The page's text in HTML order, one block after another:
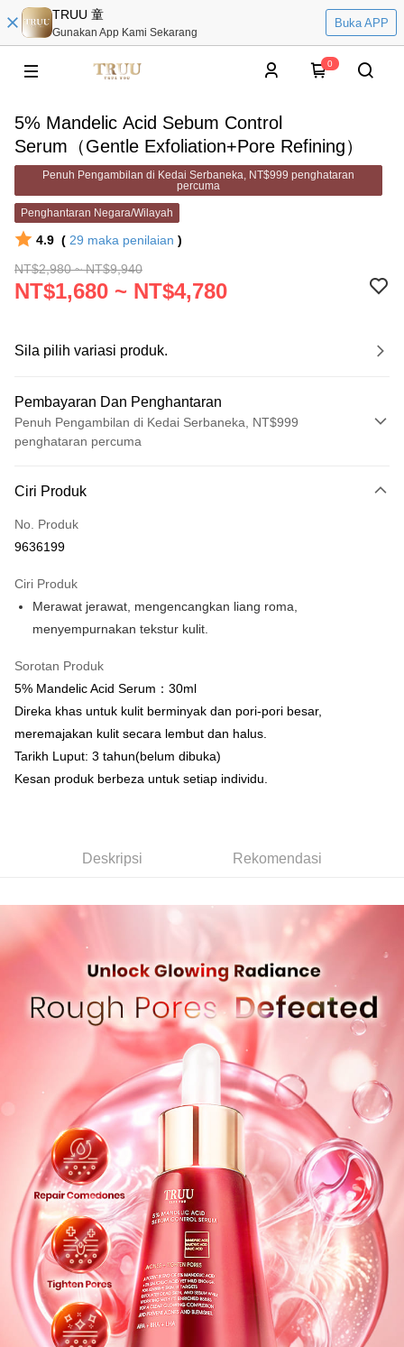
TRUU 童
Gunakan App Kami Sekarang
Buka APP
0
5% Mandelic Acid Sebum Control
Serum（Gentle Exfoliation+Pore Refining）
Penuh Pengambilan di Kedai Serbaneka, NT$999 penghataran
percuma
Penghantaran Negara/Wilayah
4.9 ( 29 maka penilaian )
NT$2,980 ~ NT$9,940
NT$1,680 ~ NT$4,780
Sila pilih variasi produk.
Pembayaran Dan Penghantaran
Penuh Pengambilan di Kedai Serbaneka, NT$999
penghataran percuma
Kad Kredit (Bayaran Penuh)
Pengambilan di Kedai Serbaneka
Easy Wallet
Google Pay
Sokongan pembayaran dalam Ringgit Malaysia (MYR), jumlah produk
mungkin diselaraskan disebabkan turun naik kadar pertukaran semasa
pembayaran.
OP Pay Later
Deskripsi
Later selepas pesanan dibuat. Anda perlu mengesahkan nombor telefon
mudah alih anda, memilih bilangan ansuran, dan menetapkan tarikh
akhir pembayaran. Transaksi akan dianggap selesai setelah pembayaran
Had kredit yang diluluskan, tempoh ansuran yang tersedia, dan yuran
yang dikenakan adalah tertakluk kepada maklumat yang dinyatakan
pada halaman pengesahan transaksi seterusnya.
Jika transaksi tidak disahkan dalam masa 30 minit selepas pesanan
dibuat, atau jika permohonan gagal dalam proses semakan, pesanan
akan dibatalkan secara automatik. Jika permohonan gagal pada
peringkat "semakan manual", ini bermakna kriteria pemarkahan sistem
tidak dipenuhi; butiran penilaian khusus tidak akan didedahkan.
[Arahan Pembayaran]
Pembayaran ansuran melalui OP Pay Later akan dibilkan secara
berasingan dan tidak termasuk dalam bil telekom anda. SMS peringatan
pembayaran akan dihantar selepas kitaran bil bulanan.
Selepas mengakses bil melalui pautan dalam SMS, anda boleh
menyelesaikan pembayaran anda melalui salah satu saluran berikut: kod
bar kedai serbaneka, kedai runcit Taiwan Mobile, pemindahan bank,
JKOPay, atau iPASS MONEY.
[Nota Penting]
Pertama, Mengenai Perkhidmatan AFTEE Beli Sekarang Bayar Kemudian
1. Dengan memilih AFTEE sebagai kaedah pembayaran, mesej
3. Tiada bayaran diperlukan apabila pesanan disahkan. Produk akan
4. Setelah pesanan disahkan, anda akan menerima SMS pembayaran
manakala ahli aplikasi akan menerima pemberitahuan tolak aplikasi
5. Tiada bayaran diperlukan apabila anda menerima produk. Sila buat
pembayaran di empat kedai serbaneka utama, ATM atau perbankan
dalam talian dengan SMS pembayaran atau pemberitahuan tolak aplikasi
Sila ambil perhatian bahawa tempoh pembayaran adalah 14 hari. Walau
bagaimanapun, bagi mereka yang telah memuat turun Aplikasi AFTEE
dan mendaftar sebagai ahli AFTEE boleh menikmati tempoh pembayaran
sehingga 45 hari.
Tempoh pembayaran dikira dari masa kedai meminta pembayaran anda,
ditambah dengan bilangan hari yang boleh dilanjutkan oleh AFTEE. Anda
boleh melanjutkan tempoh pembayaran anda sebelum anda menerima
pesanan. Walau bagaimanapun, tiada jaminan bahawa anda boleh
menerima pesanan anda semasa tempoh pembayaran (cth.: produk
prapesanan atau produk yang mungkin mengambil masa yang lebih
lama untuk dihantar). Oleh itu, anda dikehendaki membuat pembayaran
kepada AFTEE dalam tempoh sama ada anda menerima pesanan.
Kedua, Sekatan Pembayaran
1. Jumlah yang diperakui untuk pengguna kali pertama boleh sehingga
NT$10,000. Amaun diperakui sebenar yang diluluskan akan berdasarkan
Pemindahan ATM
Pilihan Penghantaran
全家取貨付款
NT$80/pesanan | Penghantaran percuma untuk pesanan
NT$999 atau lebih
NT$80/pesanan | Penghantaran percuma untuk pesanan
NT$1,880 atau lebih
萊爾富取貨付款
NT$80/pesanan | Penghantaran percuma untuk pesanan
NT$2,000 atau lebih
付款後萊爾富取貨
NT$80/pesanan | Penghantaran percuma untuk pesanan
NT$1,880 atau lebih
7-11取貨付款
NT$80/pesanan | Penghantaran percuma untuk pesanan
NT$2,000 atau lebih
Ciri Produk
No. Produk
9636199
Ciri Produk
Merawat jerawat, mengencangkan liang roma,
menyempurnakan tekstur kulit.
Sorotan Produk
5% Mandelic Acid Serum：30ml
Direka khas untuk kulit berminyak dan pori-pori besar,
meremajakan kulit secara lembut dan halus.
Tarikh Luput: 3 tahun(belum dibuka)
Kesan produk berbeza untuk setiap individu.
Deskripsi Rekomendasi